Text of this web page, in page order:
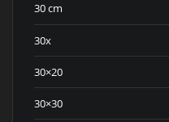
30 cm
30x
30×20
30×30